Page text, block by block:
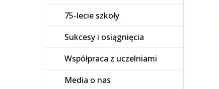
75-lecie szkoły
Sukcesy i osiągnięcia
Współpraca z uczelniami
Media o nas